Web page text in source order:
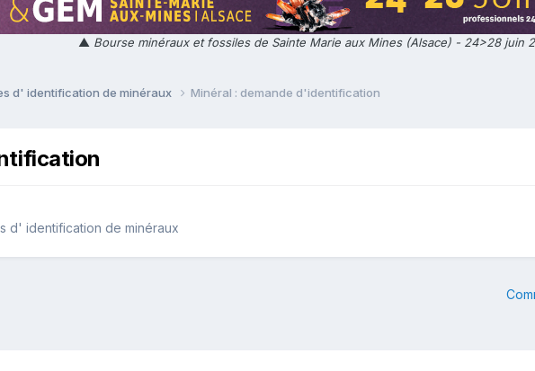
▲ Bourse minéraux et fossiles de Sainte Marie aux Mines (Alsace) - 24>28 juin
d' identification de minéraux Minéral : demande d'identification
d' identification de minéraux